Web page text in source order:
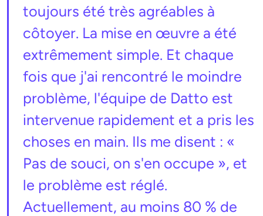
toujours été très agréables à
côtoyer. La mise en œuvre a été
extrêmement simple. Et chaque
fois que j'ai rencontré le moindre
problème, l'équipe de Datto est
intervenue rapidement et a pris les
choses en main. Ils me disent : «
Pas de souci, on s'en occupe », et
le problème est réglé.
Actuellement, au moins 80 % de